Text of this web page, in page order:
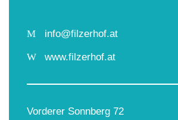
M info@filzerhof.at
W www.filzerhof.at
Vorderer Sonnberg 72